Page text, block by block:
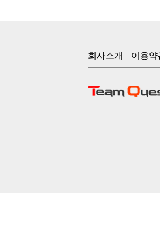
회사소개 이용약